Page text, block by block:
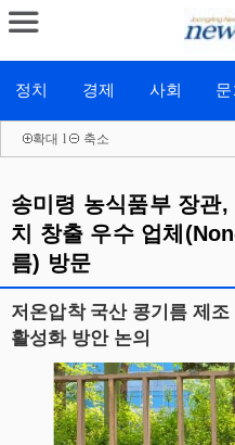
정치 경제 사회
확대 l 축소
송미령 농식품부 장관
치 창출 우수 업체
름) 방문
저온압착 국산 콩기름 제
활성화 방안 논의